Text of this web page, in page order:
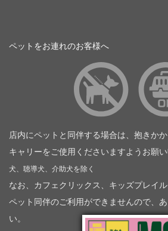
ペットをお連れのお客様へ
店内にペットと同伴する場合は、抱きか
キャリーをご使用くださいますようお願い
犬、聴導犬、介助犬を除く
なお、カフェクリックス、キッズプレイ
ペット同伴のご利用ができませんので、
い。